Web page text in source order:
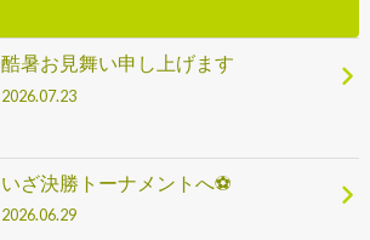
酷暑お見舞い申し上げます
2026.07.23
いざ決勝トーナメントへ⚽
2026.06.29